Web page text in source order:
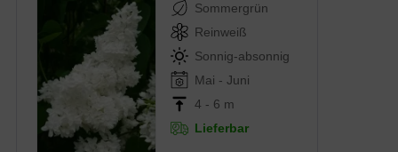
Sommergrün
Reinweiß
Sonnig-absonnig
Mai - Juni
4 - 6 m
Lieferbar